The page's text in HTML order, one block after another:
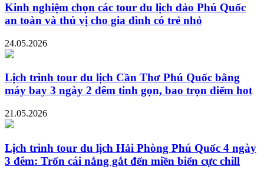
Kinh nghiệm chọn các tour du lịch đảo Phú Quốc
an toàn và thú vị cho gia đình có trẻ nhỏ
24.05.2026
Lịch trình tour du lịch Cần Thơ Phú Quốc bằng
máy bay 3 ngày 2 đêm tinh gọn, bao trọn điểm hot
21.05.2026
Lịch trình tour du lịch Hải Phòng Phú Quốc 4 ngày
3 đêm: Trốn cái nắng gắt đến miền biển cực chill